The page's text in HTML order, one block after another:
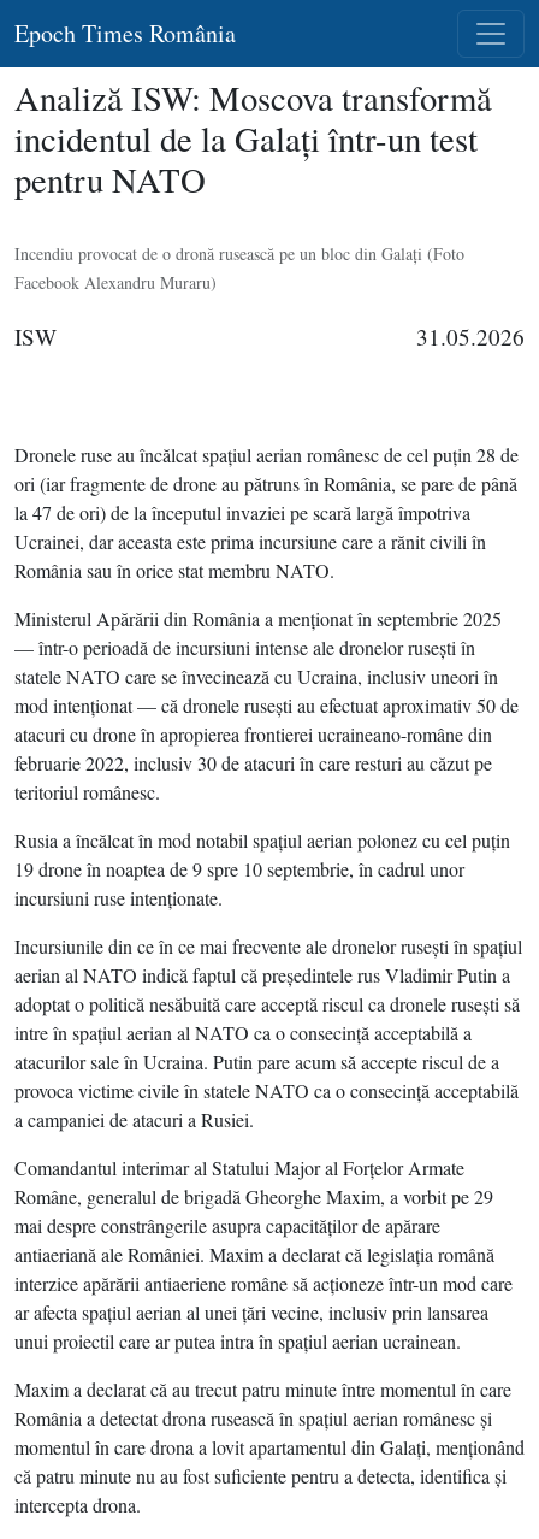
Epoch Times România
Analiză ISW: Moscova transformă
incidentul de la Galaţi într-un test
pentru NATO
Incendiu provocat de o dronă rusească pe un bloc din Galaţi (Foto
Facebook Alexandru Muraru)
ISW 31.05.2026
Dronele ruse au încălcat spaţiul aerian românesc de cel puţin 28 de
ori (iar fragmente de drone au pătruns în România, se pare de până
la 47 de ori) de la începutul invaziei pe scară largă împotriva
Ucrainei, dar aceasta este prima incursiune care a rănit civili în
România sau în orice stat membru NATO.
Ministerul Apărării din România a menţionat în septembrie 2025
— într-o perioadă de incursiuni intense ale dronelor ruseşti în
statele NATO care se învecinează cu Ucraina, inclusiv uneori în
mod intenţionat — că dronele ruseşti au efectuat aproximativ 50 de
atacuri cu drone în apropierea frontierei ucraineano-române din
februarie 2022, inclusiv 30 de atacuri în care resturi au căzut pe
teritoriul românesc.
Rusia a încălcat în mod notabil spaţiul aerian polonez cu cel puţin
19 drone în noaptea de 9 spre 10 septembrie, în cadrul unor
incursiuni ruse intenţionate.
Incursiunile din ce în ce mai frecvente ale dronelor ruseşti în spaţiul
aerian al NATO indică faptul că preşedintele rus Vladimir Putin a
adoptat o politică nesăbuită care acceptă riscul ca dronele ruseşti să
intre în spaţiul aerian al NATO ca o consecinţă acceptabilă a
atacurilor sale în Ucraina. Putin pare acum să accepte riscul de a
provoca victime civile în statele NATO ca o consecinţă acceptabilă
a campaniei de atacuri a Rusiei.
Comandantul interimar al Statului Major al Forţelor Armate
Române, generalul de brigadă Gheorghe Maxim, a vorbit pe 29
mai despre constrângerile asupra capacităţilor de apărare
antiaeriană ale României. Maxim a declarat că legislaţia română
interzice apărării antiaeriene române să acţioneze într-un mod care
ar afecta spaţiul aerian al unei ţări vecine, inclusiv prin lansarea
unui proiectil care ar putea intra în spaţiul aerian ucrainean.
Maxim a declarat că au trecut patru minute între momentul în care
România a detectat drona rusească în spaţiul aerian românesc şi
momentul în care drona a lovit apartamentul din Galaţi, menţionând
că patru minute nu au fost suficiente pentru a detecta, identifica şi
intercepta drona.